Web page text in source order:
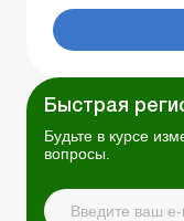
Быстрая
Будьте в курсе
вопросы.